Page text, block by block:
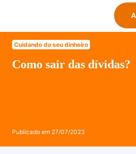
Cuidando do seu dinheiro
Como sair das dívidas?
Publicado em 27/07/2023